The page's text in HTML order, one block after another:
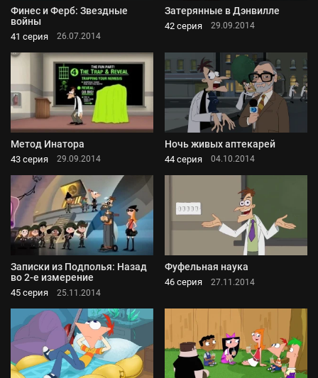
Финес и Ферб: Звездные
войны
41 серия 26.07.2014
Затерянные в Дэнвилле
42 серия 29.09.2014
Метод Инатора
43 серия 29.09.2014
Ночь живых аптекарей
44 серия 04.10.2014
Записки из Подполья: Назад
во 2-е измерение
45 серия 25.11.2014
Фуфельная наука
46 серия 27.11.2014